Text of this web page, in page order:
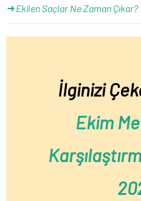
Ekilen Saçlar Ne Zaman Çıkar?
İlginizi
Ekim